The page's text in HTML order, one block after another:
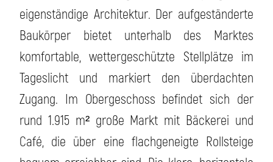
eigenständige Architektur. Der aufgeständerte
Baukörper bietet unterhalb des Marktes
komfortable, wettergeschützte Stellplätze im
Tageslicht und markiert den überdachten
Zugang. Im Obergeschoss befindet sich der
rund 1.915 m² große Markt mit Bäckerei und
Café, die über eine flachgeneigte Rollsteige